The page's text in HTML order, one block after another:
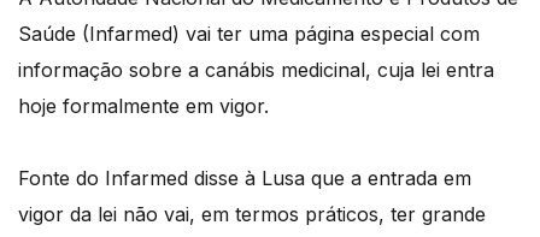
Saúde (Infarmed) vai ter uma página especial com
informação sobre a canábis medicinal, cuja lei entra
hoje formalmente em vigor.
Fonte do Infarmed disse à Lusa que a entrada em
vigor da lei não vai, em termos práticos, ter grande